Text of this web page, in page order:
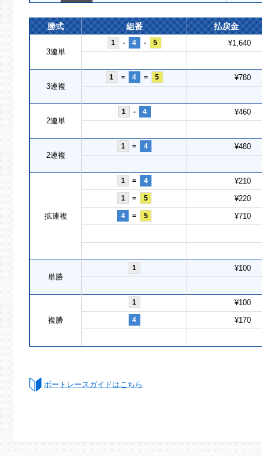
勝式 組番 払戻金
3連単
1 - 4 - 5 ¥1,640
3連複
1 = 4 = 5 ¥780
2連単
1 - 4 ¥460
2連複
1 = 4 ¥480
拡連複
1 = 4 ¥210
1 = 5 ¥220
4 = 5 ¥710
単勝
1 ¥100
複勝
1 ¥100
4 ¥170
ボートレースガイドはこちら